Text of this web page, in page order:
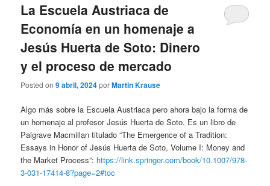
La Escuela Austriaca de
Economía en un homenaje a
Jesús Huerta de Soto: Dinero
y el proceso de mercado
Posted on9 abril, 2024porMartin Krause
Algo más sobre la Escuela Austriaca pero ahora bajo la forma de
un homenaje al profesor Jesús Huerta de Soto. Es un libro de
Palgrave Macmillan titulado “The Emergence of a Tradition:
Essays in Honor of Jesús Huerta de Soto, Volume I: Money and
the Market Process”: https://link.springer.com/book/10.1007/978-
3-031-17414-8?page=2#toc